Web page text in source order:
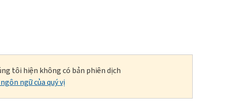
tôi hiện không có bản phiên dịch
ngữ của quý vị